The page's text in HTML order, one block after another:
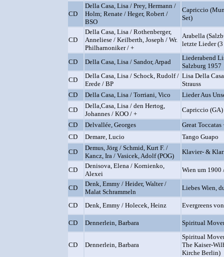
CD
Della Casa, Lisa / Prey, Hermann /
Holm; Renate / Heger, Robert /
BSO
Capriccio
Set)
CD
Della Casa, Lisa / Rothenberger,
Anneliese / Keilberth, Joseph / Wr.
Philharnoniker / +
Arabella
letzte Lieder (3
CD Della Casa, Lisa / Sandor, Arpad
Liederabend
Salzburg 1957
CD
Della Casa, Lisa / Schock, Rudolf /
Erede / BP
Lisa Della
Strauss
CD
Della Casa, Lisa / Torriani, Vico
Lieder Aus
CD
Della,Casa, Lisa / den Hertog,
Johannes / KOO / +
Capriccio (GA)
CD
Delvallée, Georges
Great
CD
Demare, Lucio
Tango Guapo
CD
Demus, Jörg / Schmid, Kurt F. /
Kancz, Ira / Vasicek, Adolf (POG)
Klavier- &
CD
Denisova, Elena / Kornienko,
Alexei
Wien um 1900
CD
Denk, Emmy / Heider, Walter /
Malat Schrammeln
Liebes Wien,
CD Denk, Emmy / Holecek, Heinz Evergreens
CD Dennerlein, Barbara Spiritual
CD Dennerlein, Barbara
Spiritual
The Kaiser-
Kirche Berlin)